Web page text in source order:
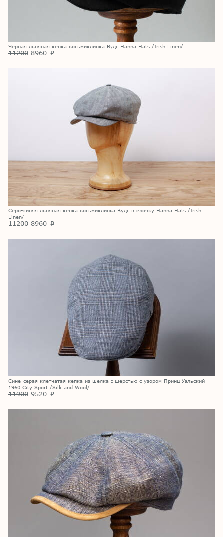
Черная льняная кепка восьмиклинка Вудс Hanna Hats /Irish Linen/
11200 8960 p
Серо-синяя льняная кепка восьмиклинка Вудс в ёлочку Hanna Hats /Irish
Linen/
11200 8960 p
Сине-серая клетчатая кепка из шелка с шерстью с узором Принц Уэльский
1960 City Sport /Silk and Wool/
11900 9520 p